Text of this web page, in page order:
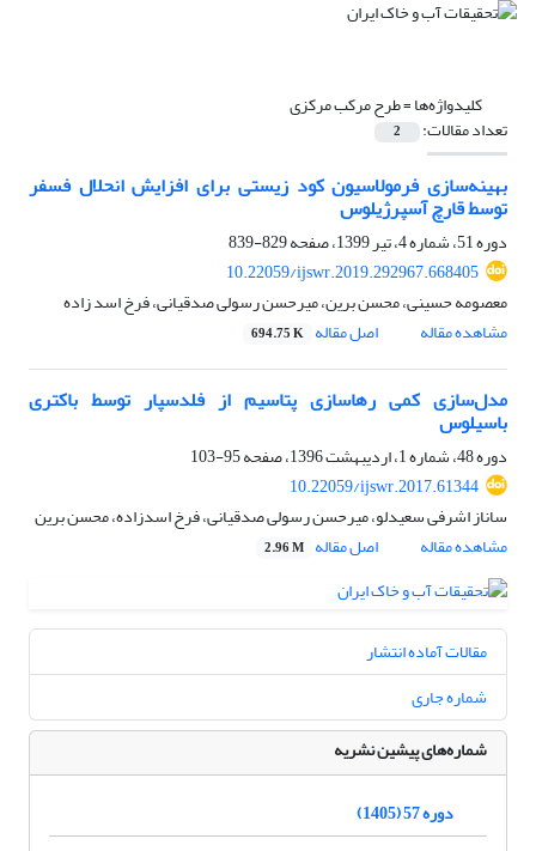
کلیدواژه‌ها =طرح مرکب مرکزی
تعداد مقالات: 2
بهینه‌سازی فرمولاسیون کود زیستی برای افزایش انحلال فسفر
توسط قارچ آسپرژیلوس
دوره 51، شماره 4، تیر 1399، صفحه
829-839
10.22059/ijswr.2019.292967.668405
معصومه حسینی، محسن برین، میرحسن رسولی صدقیانی، فرخ اسد زاده
مشاهده مقاله
اصل مقاله 694.75 K
مدل‌سازی کمی رهاسازی پتاسیم از فلدسپار توسط باکتری
باسیلوس
دوره 48، شماره 1، اردیبهشت 1396، صفحه
95-103
10.22059/ijswr.2017.61344
ساناز اشرفی سعیدلو، میرحسن رسولی صدقیانی، فرخ اسدزاده، محسن برین
مشاهده مقاله
اصل مقاله 2.96 M
مقالات آماده انتشار
شماره جاری
شماره‌های پیشین نشریه
دوره 57 (1405)